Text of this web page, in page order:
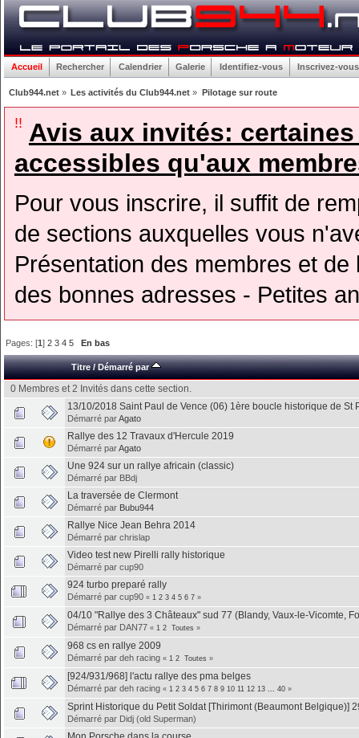
Accueil Rechercher Calendrier Galerie Identifiez-vous Inscrivez-vous
Club944.net» Les activités du Club944.net » Pilotage sur route
!! Avis aux invités:
accessibles qu'aux
Pour vous inscrire, il suffit de
de sections auxquelles vous
Présentation des membres et
des bonnes adresses - Petites
Pages: [1]2 3 4 5 En bas
Titre/Démarré par
0 Membres et 2 Invités dans cette section.
13/10/2018 Saint Paul de Vence (06) 1ère boucle historique de St
Démarré parAgato
Rallye des 12 Travaux d'Hercule 2019
Démarré parAgato
Une 924 sur un rallye africain (classic)
Démarré par BBdj
La traversée de Clermont
Démarré par Bubu944
Rallye Nice Jean Behra 2014
Démarré par chrislap
Video test new Pirelli rally historique
Démarré par cup90
924 turbo preparé rally
Démarré par cup90 « 1 2 3 4 5 6 7»
04/10 "Rallye des 3 Châteaux" sud 77 (Blandy, Vaux-le-Vicomte,
Démarré par DAN77 « 1 2 Toutes »
968 cs en rallye 2009
Démarré par deh racing « 1 2 Toutes »
[924/931/968] l'actu rallye des pma belges
Démarré par deh racing « 1 2 3 4 5 6 7 8 9 10 11 12 13 ... 40»
Sprint Historique du Petit Soldat [Thirimont (Beaumont Belgique)]
Démarré par Didj (old Superman)